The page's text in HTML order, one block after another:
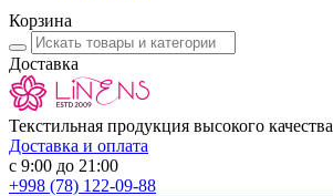
Корзина
Доставка
Текстильная продукция высокого качества
Доставка и оплата
с 9:00 до 21:00
+998 (78) 122-09-88